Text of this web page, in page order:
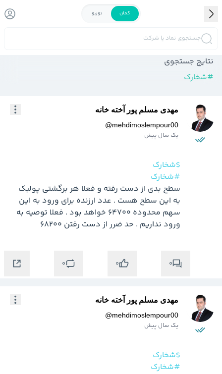
کمان توربو
جستجوی نماد یا شرکت
نتایج جستجوی
#شخارک
مهدی مسلم پور آخته خانه
@mehdimoslempour00
یک سال پیش
$شخارک
#شخارک
ورود نداریم . حد ضرر از دست رفتن 68200
0
0
0
مهدی مسلم پور آخته خانه
@mehdimoslempour00
یک سال پیش
$شخارک
#شخارک